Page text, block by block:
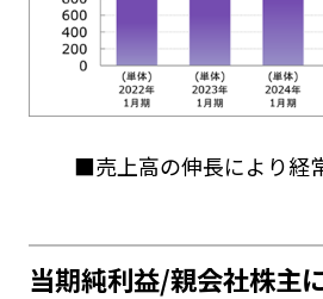
■売上高の伸長により経
当期純利益/親会社株主